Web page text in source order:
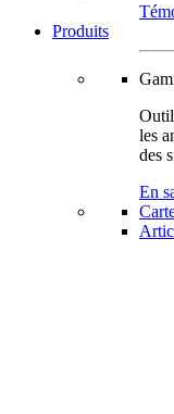
Produits
les
des
En